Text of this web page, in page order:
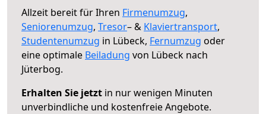
Allzeit bereit für Ihren Firmenumzug,
Seniorenumzug, Tresor– & Klaviertransport,
Studentenumzug in Lübeck, Fernumzug oder
eine optimale Beiladung von Lübeck nach
Jüterbog.
Erhalten Sie jetzt in nur wenigen Minuten
unverbindliche und kostenfreie Angebote.